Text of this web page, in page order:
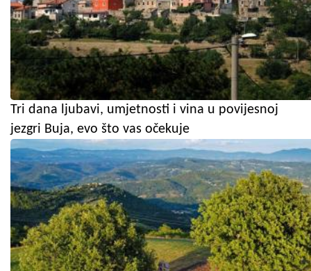
Tri dana ljubavi, umjetnosti i vina u povijesnoj
jezgri Buja, evo što vas očekuje